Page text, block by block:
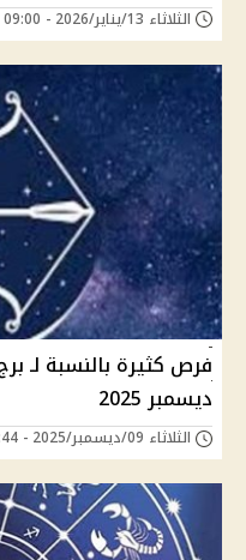
الثلاثاء 13/يناير/2026 - 09:00 ص
ديسمبر 2025
الثلاثاء 09/ديسمبر/2025 - 12:44 ص